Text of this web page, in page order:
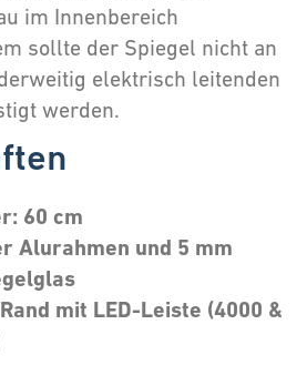
im Innenbereich
sollte der Spiegel nicht an
elektrisch leitenden
werden.
60 cm
Alurahmen und 5 mm
mit LED-Leiste (4000 &